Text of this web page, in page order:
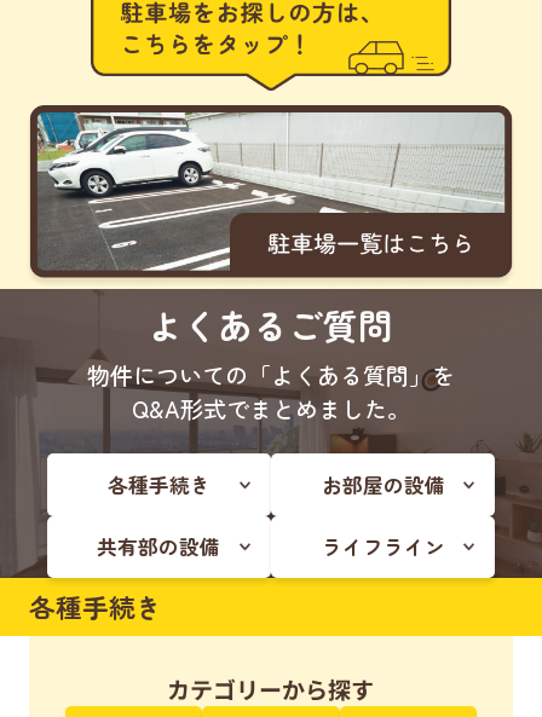
よくあるご質問
物件についての「よくある質問」を
Q&A形式でまとめました。
各種手続き お部屋の設備
共有部の設備 ライフライン
各種手続き
カテゴリーから探す